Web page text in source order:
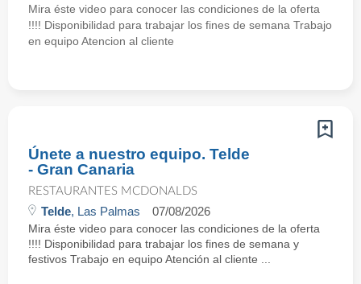
Mira éste video para conocer las condiciones de la oferta
!!!! Disponibilidad para trabajar los fines de semana Trabajo
en equipo Atencion al cliente
Únete a nuestro equipo. Telde
- Gran Canaria
RESTAURANTES MCDONALDS
Telde, Las Palmas 07/08/2026
Mira éste video para conocer las condiciones de la oferta
!!!! Disponibilidad para trabajar los fines de semana y
festivos Trabajo en equipo Atención al cliente ...